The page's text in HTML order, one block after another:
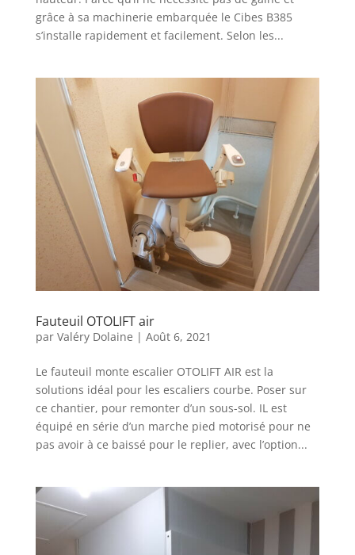
grâce à sa machinerie embarquée le Cibes B385
s’installe rapidement et facilement. Selon les...
Fauteuil OTOLIFT air
par Valéry Dolaine | Août 6, 2021
Le fauteuil monte escalier OTOLIFT AIR est la
solutions idéal pour les escaliers courbe. Poser sur
ce chantier, pour remonter d’un sous-sol. IL est
équipé en série d’un marche pied motorisé pour ne
pas avoir à ce baissé pour le replier, avec l’option...